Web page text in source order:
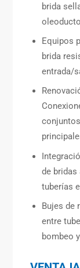
brida
Equipos
brida
entrada/
de
tuberías
Bujes de
entre
bombeo